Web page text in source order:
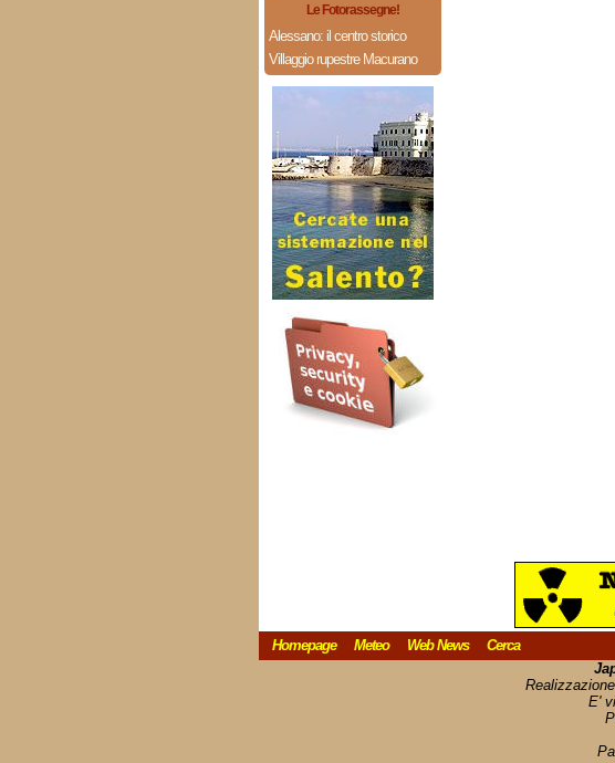
Le Fotorassegne!
Alessano: il centro storico
Villaggio rupestre Macurano
Homepage Meteo Web News
Cerca
E'